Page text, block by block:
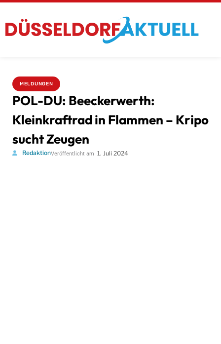
MELDUNGEN
POL-DU: Beeckerwerth:
Kleinkraftrad in Flammen – Kripo
sucht Zeugen
RedaktionVeröffentlicht am 1. Juli 2024